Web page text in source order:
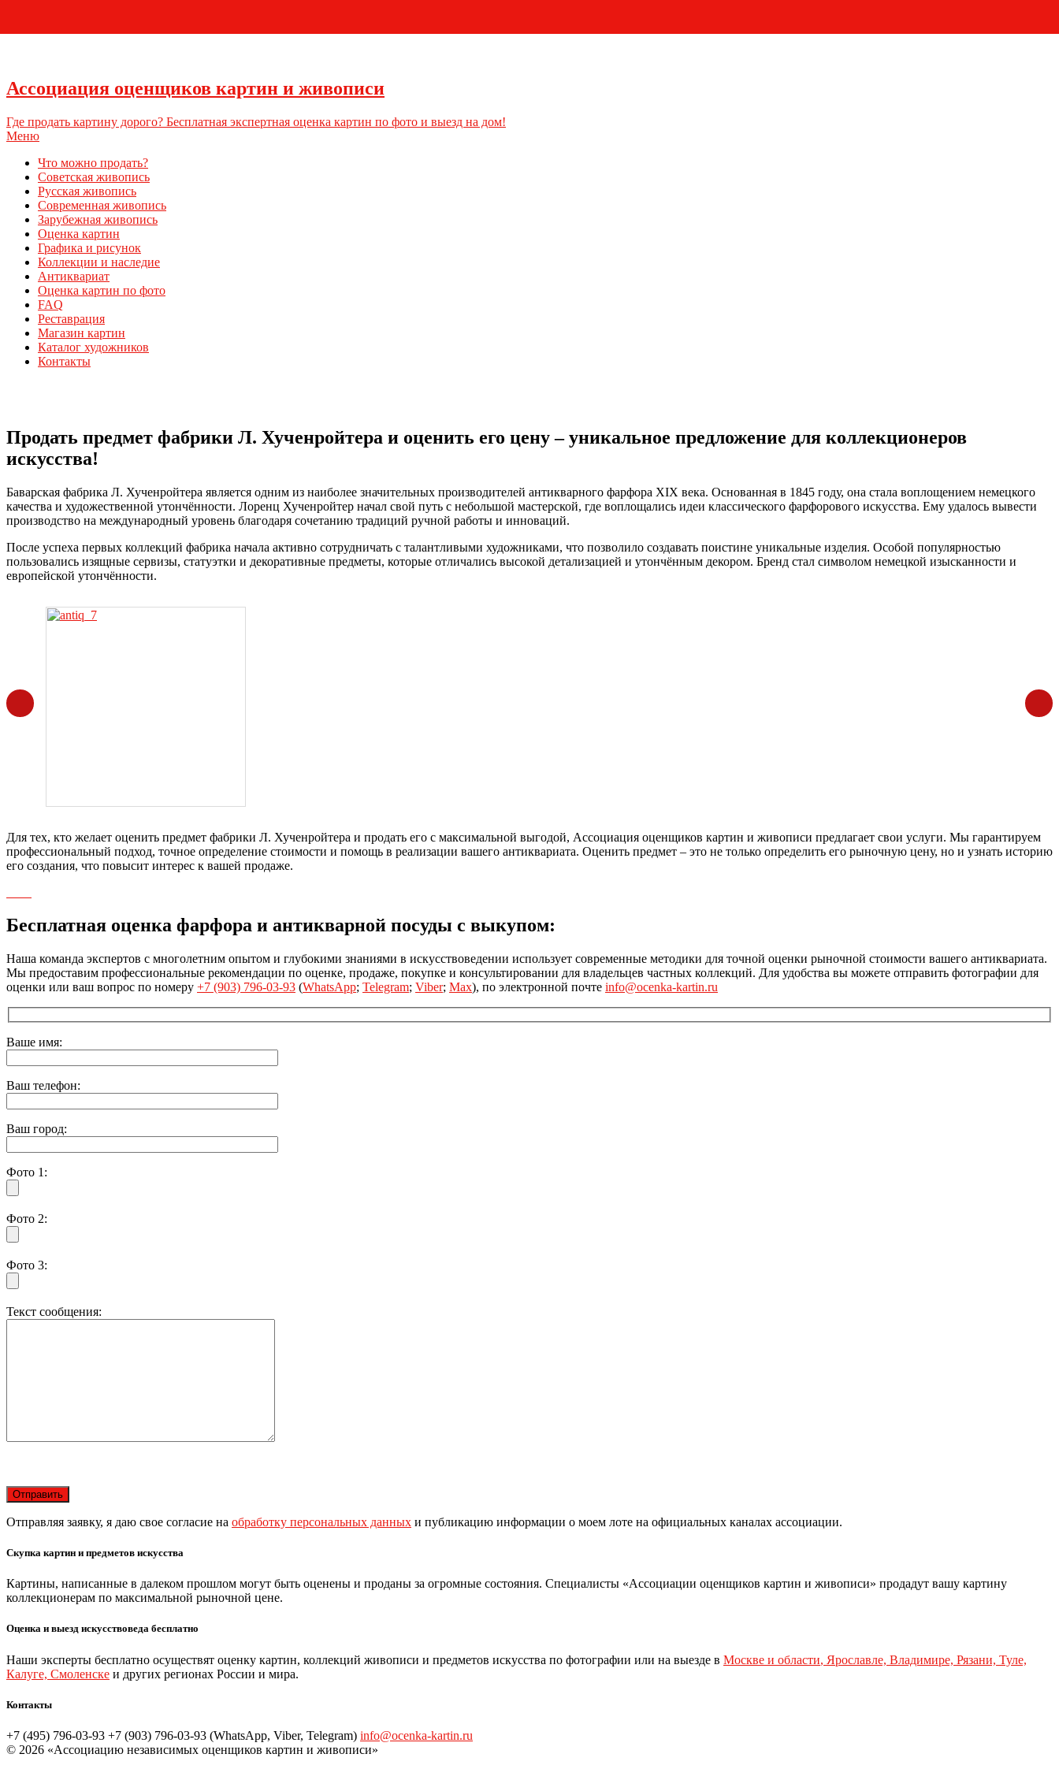
Ассоциация оценщиков картин и живописи
Где продать картину дорого? Бесплатная экспертная оценка картин по фото и выезд на дом!
Меню
Что можно продать?
Советская живопись
Русская живопись
Современная живопись
Зарубежная живопись
Оценка картин
Графика и рисунок
Коллекции и наследие
Антиквариат
Оценка картин по фото
FAQ
Реставрация
Магазин картин
Каталог художников
Контакты
Продать предмет фабрики Л. Хученройтера и оценить его цену – уникальное предложение для коллекционеров
искусства!
Баварская фабрика Л. Хученройтера является одним из наиболее значительных производителей антикварного фарфора XIX века. Основанная в 1845 году, она стала воплощением немецкого
качества и художественной утончённости. Лоренц Хученройтер начал свой путь с небольшой мастерской, где воплощались идеи классического фарфорового искусства. Ему удалось вывести
производство на международный уровень благодаря сочетанию традиций ручной работы и инноваций.
После успеха первых коллекций фабрика начала активно сотрудничать с талантливыми художниками, что позволило создавать поистине уникальные изделия. Особой популярностью
пользовались изящные сервизы, статуэтки и декоративные предметы, которые отличались высокой детализацией и утончённым декором. Бренд стал символом немецкой изысканности и
европейской утончённости.
Для тех, кто желает оценить предмет фабрики Л. Хученройтера и продать его с максимальной выгодой, Ассоциация оценщиков картин и живописи предлагает свои услуги. Мы гарантируем
профессиональный подход, точное определение стоимости и помощь в реализации вашего антиквариата. Оценить предмет – это не только определить его рыночную цену, но и узнать историю
его создания, что повысит интерес к вашей продаже.
Бесплатная оценка фарфора и антикварной посуды с выкупом:
Наша команда экспертов с многолетним опытом и глубокими знаниями в искусствоведении использует современные методики для точной оценки рыночной стоимости вашего антиквариата.
Мы предоставим профессиональные рекомендации по оценке, продаже, покупке и консультировании для владельцев частных коллекций. Для удобства вы можете отправить фотографии для
оценки или ваш вопрос по номеру +7 (903) 796-03-93 (WhatsApp; Telegram; Viber; Max), по электронной почте info@ocenka-kartin.ru
Ваше имя:
Ваш телефон:
Ваш город:
Фото 1:
Фото 2:
Фото 3:
Текст сообщения:
Отправляя заявку, я даю свое согласие на обработку персональных данных и публикацию информации о моем лоте на официальных каналах ассоциации.
Скупка картин и предметов искусства
Картины, написанные в далеком прошлом могут быть оценены и проданы за огромные состояния. Специалисты «Ассоциации оценщиков картин и живописи» продадут вашу картину
коллекционерам по максимальной рыночной цене.
Оценка и выезд искусствоведа бесплатно
Наши эксперты бесплатно осуществят оценку картин, коллекций живописи и предметов искусства по фотографии или на выезде в Москве и области, Ярославле, Владимире, Рязани, Туле,
Калуге, Смоленске и других регионах России и мира.
Контакты
+7 (495) 796-03-93 +7 (903) 796-03-93 (WhatsApp, Viber, Telegram) info@ocenka-kartin.ru
© 2026 «Ассоциацию независимых оценщиков картин и живописи»